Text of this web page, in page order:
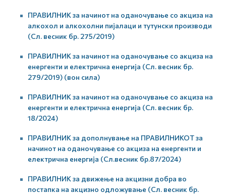
ПРАВИЛНИК за начинот на оданочување со акциза на
алкохол и алкохолни пијалаци и тутунски производи
(Сл. весник бр. 275/2019)
ПРАВИЛНИК за начинот на оданочување со акциза на
енергенти и електрична енергија (Сл. весник бр.
279/2019) (вон сила)
ПРАВИЛНИК за начинот на оданочување со акциза на
енергенти и електрична енергија (Сл. весник бр.
18/2024)
ПРАВИЛНИК за дополнување на ПРАВИЛНИКОТ за
начинот на оданочување со акциза на енергенти и
електрична енергија (Сл.весник бр.87/2024)
ПРАВИЛНИК за движење на акцизни добра во
постапка на акцизно одложување (Сл. весник бр.